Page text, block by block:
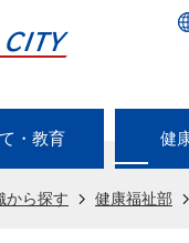
・教育 健
から探す 健康福祉部